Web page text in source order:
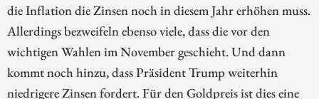
die Inflation die Zinsen noch in diesem Jahr erhöhen muss.
Allerdings bezweifeln ebenso viele, dass die vor den
wichtigen Wahlen im November geschieht. Und dann
kommt noch hinzu, dass Präsident Trump weiterhin
niedrigere Zinsen fordert. Für den Goldpreis ist dies eine